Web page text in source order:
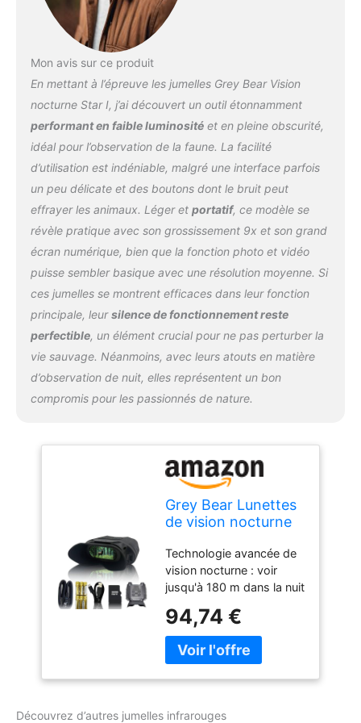
visualisation confortable
portent des lunettes.
Fonction photo et vidéo |
Mode lecture |
Téléchargement rapide et
facile des fichiers :
capturez des photos et
des vidéos de vos
moments préférés,
stockées sur une carte
Micro SD (carte 32 Go
incluse) | Regardez les
photos et les vidéos en
mode lecture | Utilisez le
(inclus) pour télécharger
vos fichiers directement
sur votre ordinateur
même lors de vos
déplacements. Anti-
poussière et anti-
jumelles peuvent être
utilisées même dans les
conditions extérieures les
plus difficiles, ce qui en
fait le compagnon parfait
aventures en plein air.
Mon avis sur ce produit
En mettant à l’épreuve les jumelles Grey Bear Vision
nocturne Star I, j’ai découvert un outil étonnamment
performant en faible luminositéet en pleine obscurité,
idéal pour l’observation de la faune. La facilité
d’utilisation est indéniable, malgré une interface parfois
un peu délicate et des boutons dont le bruit peut
effrayer les animaux. Léger et portatif, ce modèle se
révèle pratique avec son grossissement 9x et son grand
écran numérique, bien que la fonction photo et vidéo
puisse sembler basique avec une résolution moyenne. Si
ces jumelles se montrent efficaces dans leur fonction
principale, leursilence de fonctionnement reste
perfectible, un élément crucial pour ne pas perturber la
vie sauvage. Néanmoins, avec leurs atouts en matière
d’observation de nuit, elles représentent un bon
compromis pour les passionnés de nature.
Grey Bear Lunettes
de vision nocturne
infrarouges 9X,
IP54 pour
observation de la
faune, camping,
randonnée,
sécurité, portée de
vue 380,4 m au jour
et 180,1 m dans
Technologie avancée de
vision nocturne : voir
jusqu'à 180 m dans la nuit
d'éclairage infrarouge
pour une meilleure clarté
d'image nocturne.
94,74 €
Découvrez d’autres jumelles infrarouges